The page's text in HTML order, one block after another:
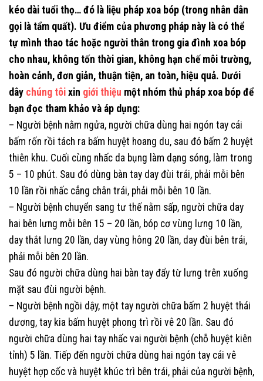
kéo dài tuổi thọ… đó là liệu pháp xoa bóp (trong nhân dân
gọi là tẩm quất). Ưu điểm của phương pháp này là có thể
tự mình thao tác hoặc người thân trong gia đình xoa bóp
cho nhau, không tốn thời gian, không hạn chế môi trường,
hoàn cảnh, đơn giản, thuận tiện, an toàn, hiệu quả. Dưới
dây chúng tôi xin giới thiệu một nhóm thủ pháp xoa bóp để
bạn đọc tham khảo và áp dụng:
– Người bệnh nằm ngửa, người chữa dùng hai ngón tay cái
bấm rốn rồi tách ra bấm huyệt hoang du, sau đó bấm 2 huyệt
thiên khu. Cuối cùng nhấc da bụng làm dạng sóng, làm trong
5 – 10 phút. Sau đó dùng bàn tay day đùi trái, phải mỗi bên
10 lần rồi nhấc cẳng chân trái, phải mỗi bên 10 lần.
– Người bệnh chuyển sang tư thế nằm sấp, người chữa day
hai bên lưng mỗi bên 15 – 20 lần, bóp cơ vùng lưng 10 lần,
day thắt lưng 20 lần, day vùng hông 20 lần, day đùi bên trái,
phải mỗi bên 20 lần.
Sau đó người chữa dùng hai bàn tay đẩy từ lưng trên xuống
mặt sau đùi người bệnh.
– Người bệnh ngồi dậy, một tay người chữa bấm 2 huyệt thái
dương, tay kia bấm huyệt phong trì rồi vê 20 lần. Sau đó
người chữa dùng hai tay nhấc vai người bệnh (chỗ huyệt kiên
tỉnh) 5 lần. Tiếp đến người chữa dùng hai ngón tay cái vê
huyệt hợp cốc và huyệt khúc trì bên trái, phải của người bệnh,